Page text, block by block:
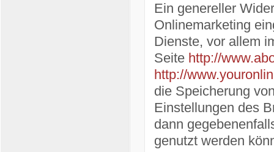
Ein genereller
Onlinemarketing
Dienste, vor allem
Seite http://
http://
die Speicherung
Einstellungen des
dann
genutzt werden